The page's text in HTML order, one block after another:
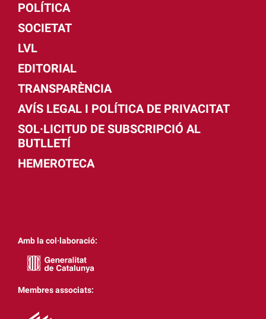
POLÍTICA
SOCIETAT
LVL
EDITORIAL
TRANSPARÈNCIA
AVÍS LEGAL I POLÍTICA DE PRIVACITAT
SOL·LICITUD DE SUBSCRIPCIÓ AL
BUTLLETÍ
HEMEROTECA
Amb la col·laboració:
Membres associats: